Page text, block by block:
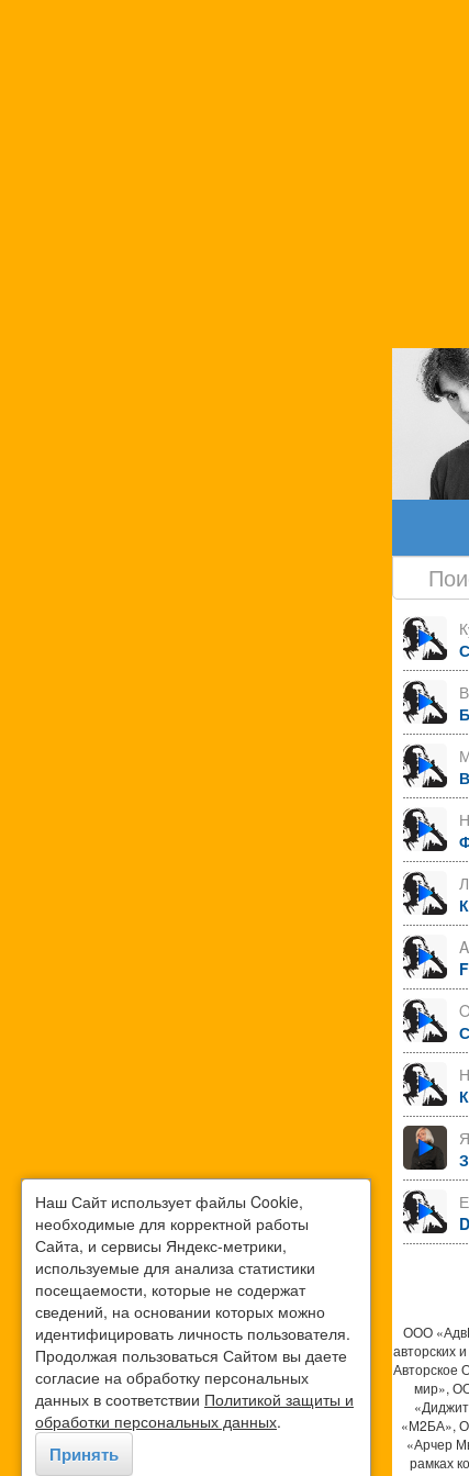
ООО
авторских
Авторское
мир»,
«М2БА»,
«Арчер
рамках
Наш Сайт использует файлы Cookie,
необходимые для корректной работы
Сайта, и сервисы Яндекс-метрики,
используемые для анализа статистики
посещаемости, которые не содержат
сведений, на основании которых можно
идентифицировать личность пользователя.
Продолжая пользоваться Сайтом вы даете
согласие на обработку персональных
данных в соответствии Политикой защиты и
обработки персональных данных.
Принять